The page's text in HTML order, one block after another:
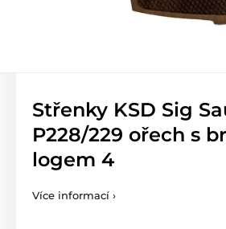
Střenky KSD Sig
P228/229 ořech s
logem 4
Více informací ›